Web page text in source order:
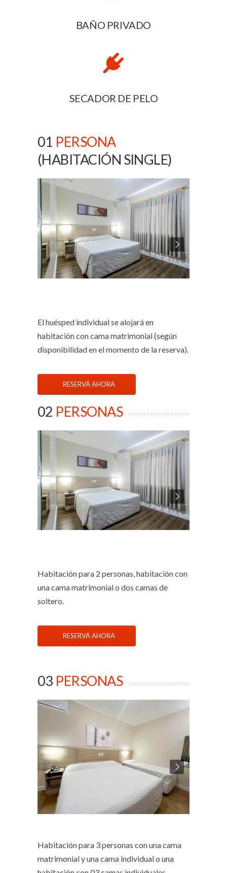
BAÑO PRIVADO
SECADOR DE PELO
01 PERSONA
(HABITACIÓN SINGLE)
El huésped individual se alojará en
habitación con cama matrimonial (según
disponibilidad en el momento de la reserva).
RESERVÁ AHORA
02 PERSONAS
Habitación para 2 personas, habitación con
una cama matrimonial o dos camas de
soltero.
RESERVÁ AHORA
03 PERSONAS
Habitación para 3 personas con una cama
matrimonial y una cama individual o una